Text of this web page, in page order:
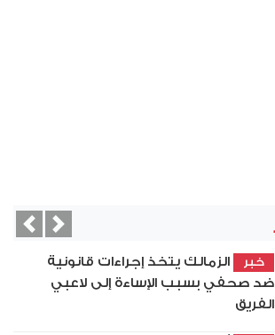
خبر
الزمالك يتخذ إجراءات قانونية
ضد صحفي بسبب الإساءة إلى لاعبي
الفريق
Next